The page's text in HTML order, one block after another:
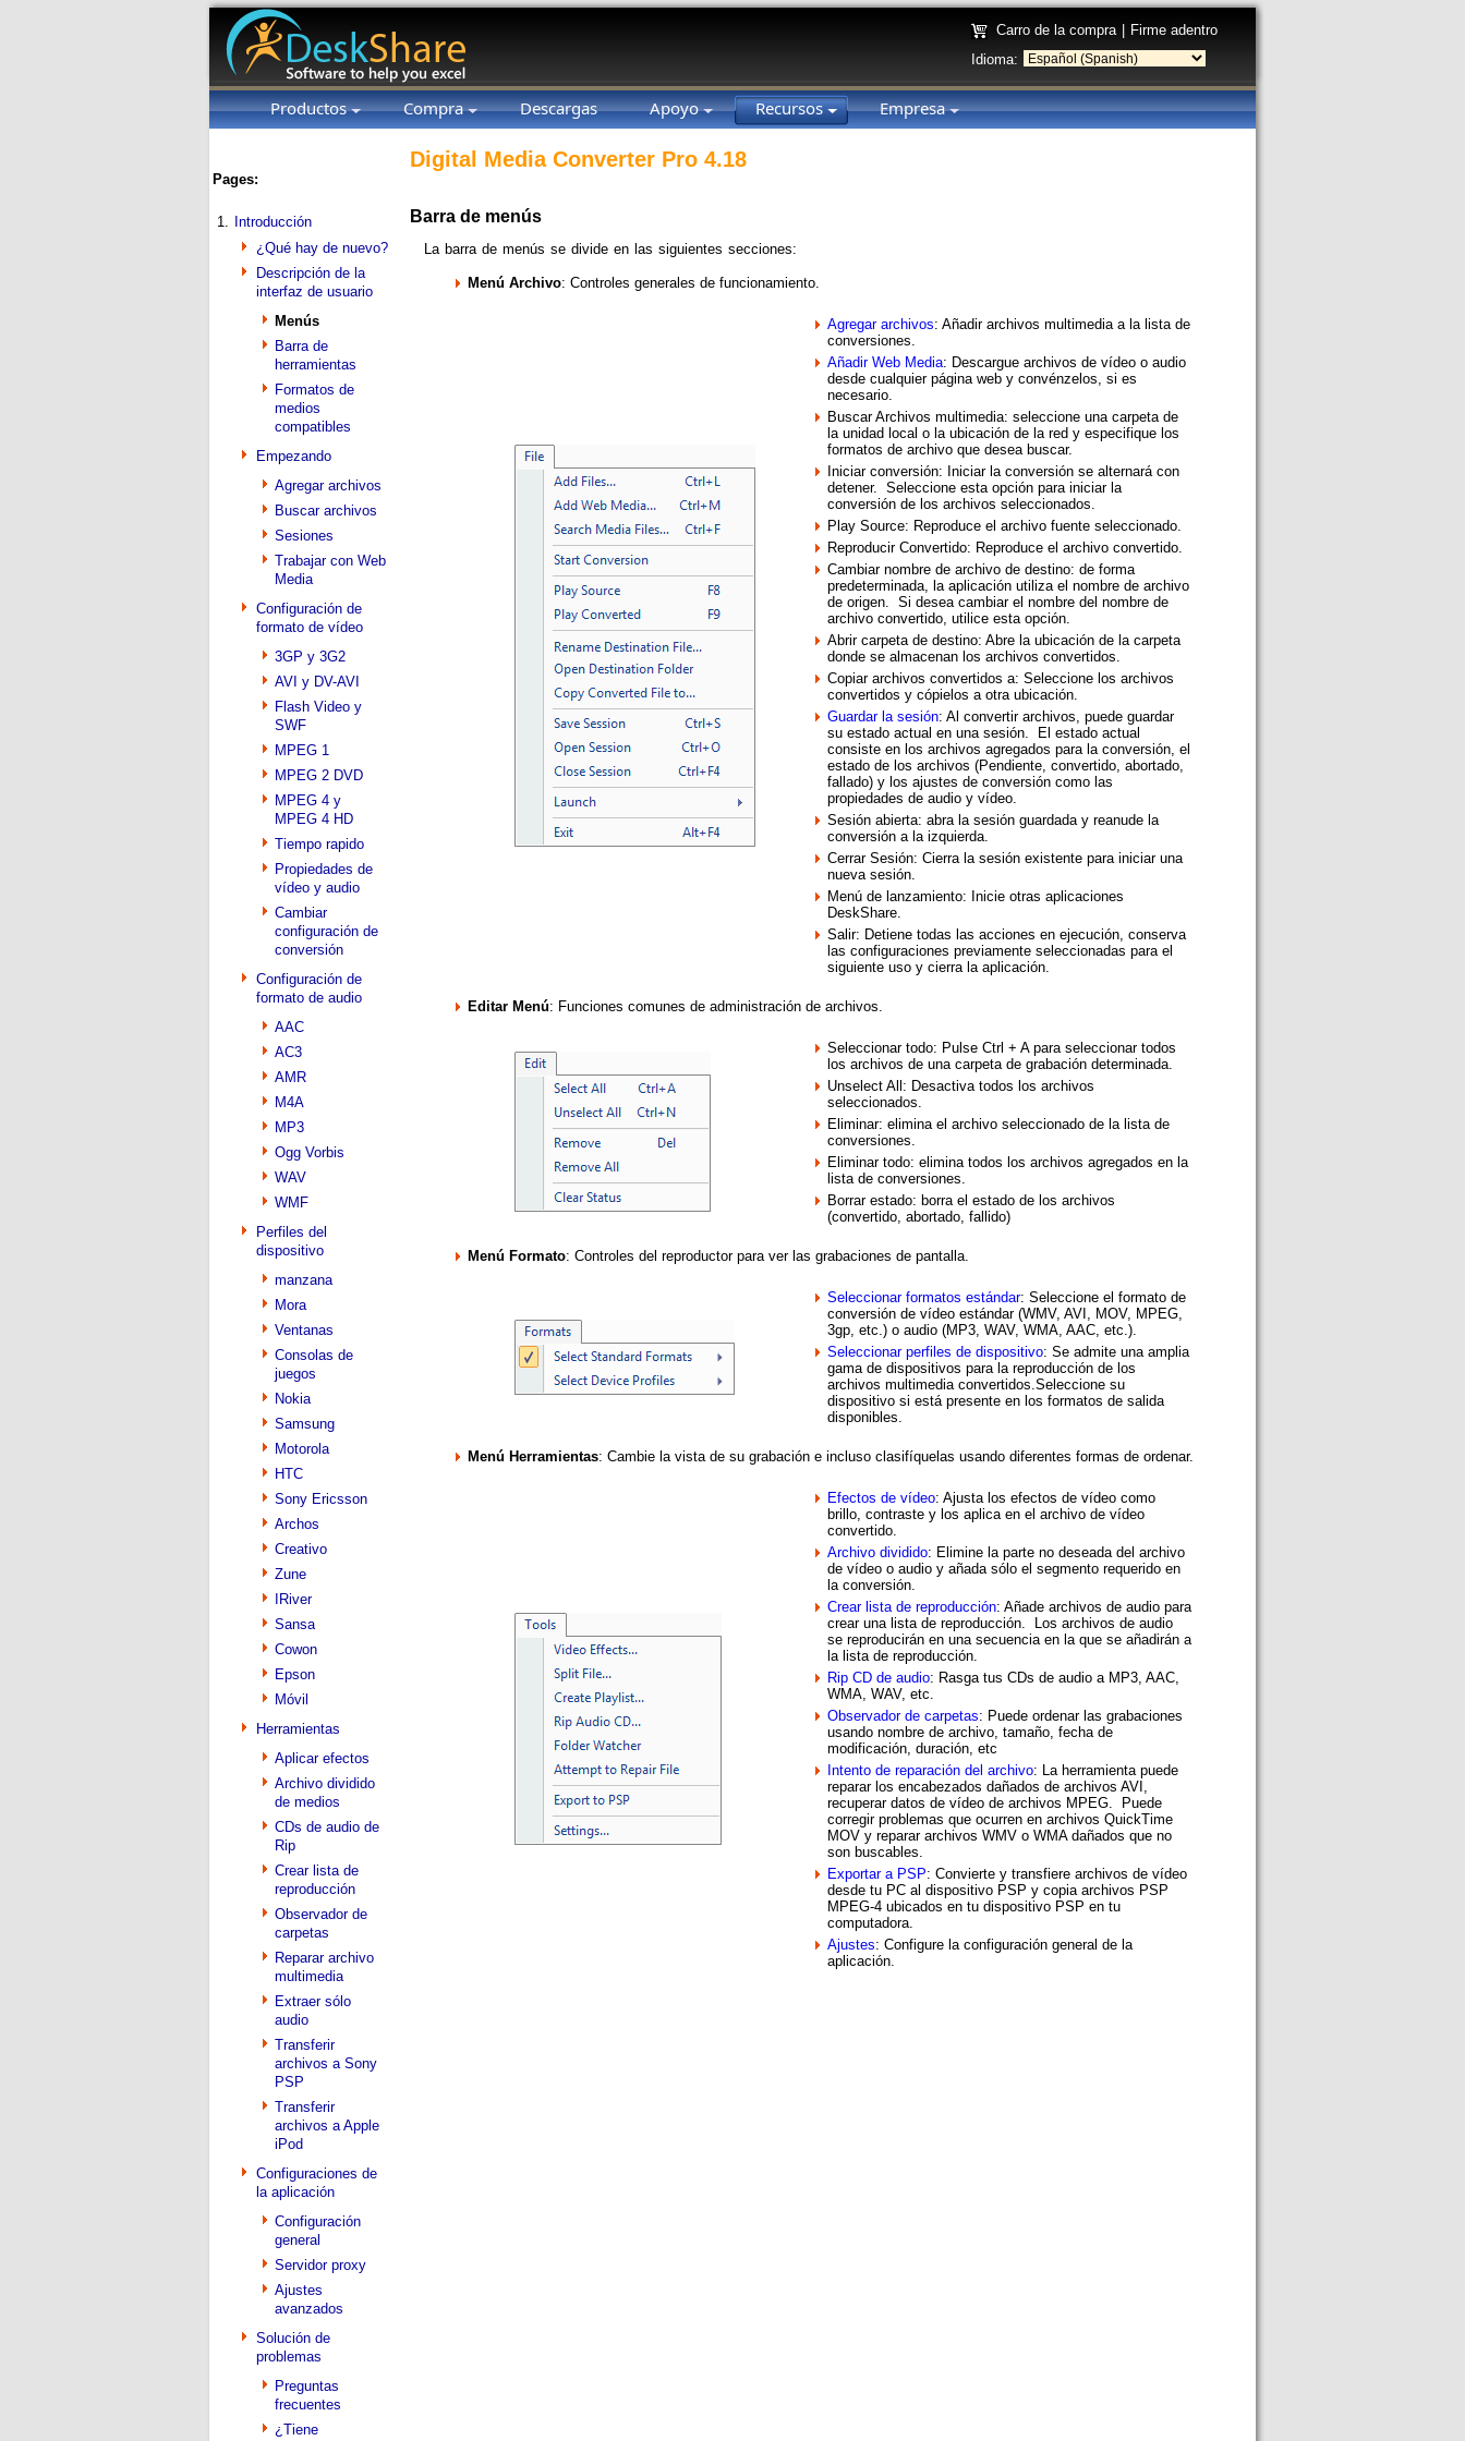
Carro de la compra
Firme adentro
Idioma:
Productos Compra Descargas Apoyo Recursos Empresa
Pages:
1.
Introducción
¿Qué hay de nuevo?
Descripción de la
interfaz de usuario
Menús
Barra de
herramientas
Formatos de
medios
compatibles
Empezando
Agregar archivos
Buscar archivos
Sesiones
Trabajar con Web
Media
Configuración de
formato de vídeo
3GP y 3G2
AVI y DV-AVI
Flash Video y
SWF
MPEG 1
MPEG 2 DVD
MPEG 4 y
MPEG 4 HD
Tiempo rapido
Propiedades de
vídeo y audio
Cambiar
configuración de
conversión
Configuración de
formato de audio
AAC
AC3
AMR
M4A
MP3
Ogg Vorbis
WAV
WMF
Perfiles del
dispositivo
manzana
Mora
Ventanas
Consolas de
juegos
Nokia
Samsung
Motorola
HTC
Sony Ericsson
Archos
Creativo
Zune
IRiver
Sansa
Cowon
Epson
Móvil
Herramientas
Aplicar efectos
Archivo dividido
de medios
CDs de audio de
Rip
Crear lista de
reproducción
Observador de
carpetas
Reparar archivo
multimedia
Extraer sólo
audio
Transferir
archivos a Sony
PSP
Transferir
archivos a Apple
iPod
Configuraciones de
la aplicación
Configuración
general
Servidor proxy
Ajustes
avanzados
Solución de
problemas
Preguntas
frecuentes
¿Tiene
Digital Media Converter Pro 4.18
Barra de menús
La barra de menús se divide en las siguientes secciones:
Menú Archivo: Controles generales de funcionamiento.
Agregar archivos: Añadir archivos multimedia a la lista de
conversiones.
Añadir Web Media: Descargue archivos de vídeo o audio
desde cualquier página web y convénzelos, si es
necesario.
Buscar Archivos multimedia: seleccione una carpeta de
la unidad local o la ubicación de la red y especifique los
formatos de archivo que desea buscar.
Iniciar conversión: Iniciar la conversión se alternará con
detener. Seleccione esta opción para iniciar la
conversión de los archivos seleccionados.
Play Source: Reproduce el archivo fuente seleccionado.
Reproducir Convertido: Reproduce el archivo convertido.
Cambiar nombre de archivo de destino: de forma
predeterminada, la aplicación utiliza el nombre de archivo
de origen. Si desea cambiar el nombre del nombre de
archivo convertido, utilice esta opción.
Abrir carpeta de destino: Abre la ubicación de la carpeta
donde se almacenan los archivos convertidos.
Copiar archivos convertidos a: Seleccione los archivos
convertidos y cópielos a otra ubicación.
Guardar la sesión: Al convertir archivos, puede guardar
su estado actual en una sesión. El estado actual
consiste en los archivos agregados para la conversión, el
estado de los archivos (Pendiente, convertido, abortado,
fallado) y los ajustes de conversión como las
propiedades de audio y vídeo.
Sesión abierta: abra la sesión guardada y reanude la
conversión a la izquierda.
Cerrar Sesión: Cierra la sesión existente para iniciar una
nueva sesión.
Menú de lanzamiento: Inicie otras aplicaciones
DeskShare.
Salir: Detiene todas las acciones en ejecución, conserva
las configuraciones previamente seleccionadas para el
siguiente uso y cierra la aplicación.
Editar Menú: Funciones comunes de administración de archivos.
Seleccionar todo: Pulse Ctrl + A para seleccionar todos
los archivos de una carpeta de grabación determinada.
Unselect All: Desactiva todos los archivos
seleccionados.
Eliminar: elimina el archivo seleccionado de la lista de
conversiones.
Eliminar todo: elimina todos los archivos agregados en la
lista de conversiones.
Borrar estado: borra el estado de los archivos
(convertido, abortado, fallido)
Menú Formato: Controles del reproductor para ver las grabaciones de pantalla.
Seleccionar formatos estándar: Seleccione el formato de
conversión de vídeo estándar (WMV, AVI, MOV, MPEG,
3gp, etc.) o audio (MP3, WAV, WMA, AAC, etc.).
Seleccionar perfiles de dispositivo: Se admite una amplia
gama de dispositivos para la reproducción de los
archivos multimedia convertidos.Seleccione su
dispositivo si está presente en los formatos de salida
disponibles.
Menú Herramientas: Cambie la vista de su grabación e incluso clasifíquelas usando diferentes formas de ordenar.
Efectos de vídeo: Ajusta los efectos de vídeo como
brillo, contraste y los aplica en el archivo de vídeo
convertido.
Archivo dividido: Elimine la parte no deseada del archivo
de vídeo o audio y añada sólo el segmento requerido en
la conversión.
Crear lista de reproducción: Añade archivos de audio para
crear una lista de reproducción. Los archivos de audio
se reproducirán en una secuencia en la que se añadirán a
la lista de reproducción.
Rip CD de audio: Rasga tus CDs de audio a MP3, AAC,
WMA, WAV, etc.
Observador de carpetas: Puede ordenar las grabaciones
usando nombre de archivo, tamaño, fecha de
modificación, duración, etc
Intento de reparación del archivo: La herramienta puede
reparar los encabezados dañados de archivos AVI,
recuperar datos de vídeo de archivos MPEG. Puede
corregir problemas que ocurren en archivos QuickTime
MOV y reparar archivos WMV o WMA dañados que no
son buscables.
Exportar a PSP: Convierte y transfiere archivos de vídeo
desde tu PC al dispositivo PSP y copia archivos PSP
MPEG-4 ubicados en tu dispositivo PSP en tu
computadora.
Ajustes: Configure la configuración general de la
aplicación.